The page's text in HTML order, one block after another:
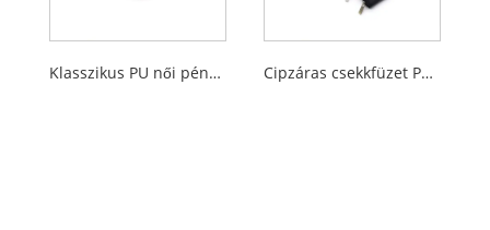
Klasszikus PU női pénztárca Cipzáras csekkfüzet Pu Classic női pénztárca